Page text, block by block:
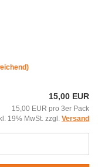
15,00 EUR
15,00 EUR pro 3er Pack
19% MwSt. zzgl. Versand